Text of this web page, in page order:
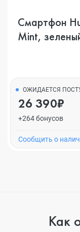
Смартфон
Mint,
ОЖИДАЕТСЯ
26 390₽
+264 бонусов
Cообщить о
Как